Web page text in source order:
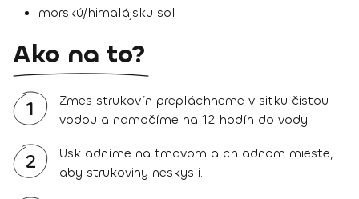
morskú/himalájsku soľ
Ako na to?
1
Zmes strukovín prepláchneme v sitku čistou
vodou a namočíme na 12 hodín do vody.
2
Uskladníme na tmavom a chladnom mieste,
aby strukoviny neskysli.